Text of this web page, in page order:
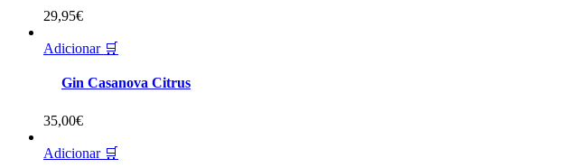
29,95€
Adicionar 🛒
Gin Casanova Citrus
35,00€
Adicionar 🛒